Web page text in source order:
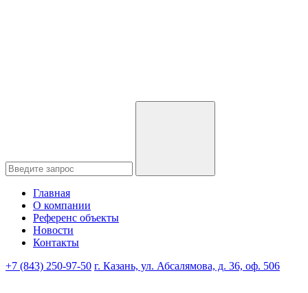
Главная
О компании
Референс объекты
Новости
Контакты
+7 (843) 250-97-50 г. Казань, ул. Абсалямова, д. 36, оф. 506